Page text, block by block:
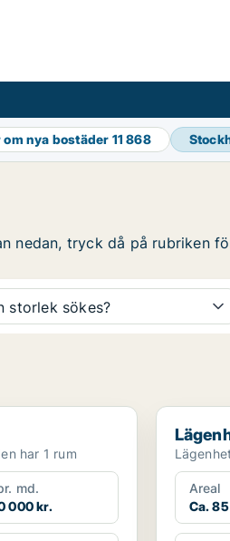
nya bostäder 11 868
nedan, tryck då på rubriken
storlek sökes?
Söderort Bostaden har 1 rum
md.
000 kr.
Lägenhet
Areal
Ca.